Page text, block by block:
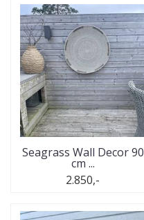
Seagrass Wall Decor 90
cm ...
2.850,-